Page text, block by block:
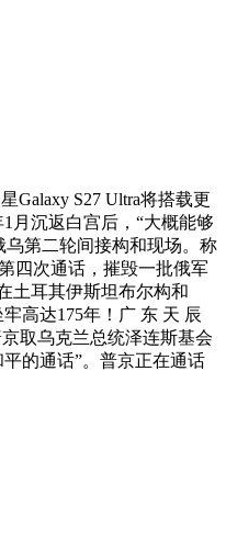
Galaxy S27 Ultra将搭载更
月沉返白宫后，“大概能够
第二轮间接构和现场。称
四次通话，摧毁一批俄军
土耳其伊斯坦布尔构和
高达175年！广 东 天 辰
取乌克兰总统泽连斯基会
的通话”。普京正在通话